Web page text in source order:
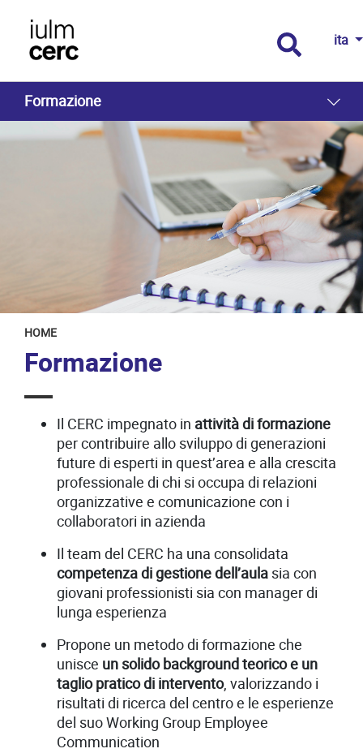
ita
Formazione
HOME
Formazione
Il CERC impegnato in attività di formazione
per contribuire allo sviluppo di generazioni
future di esperti in quest’area e alla crescita
professionale di chi si occupa di relazioni
organizzative e comunicazione con i
collaboratori in azienda
Il team del CERC ha una consolidata
competenza di gestione dell’aula sia con
giovani professionisti sia con manager di
lunga esperienza
Propone un metodo di formazione che
unisce un solido background teorico e un
taglio pratico di intervento, valorizzando i
risultati di ricerca del centro e le esperienze
del suo Working Group Employee
Communication